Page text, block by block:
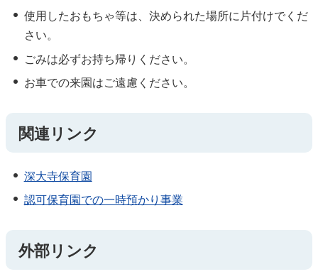
使用したおもちゃ等は、決められた場所に片付けでくだ
さい。
ごみは必ずお持ち帰りください。
お車での来園はご遠慮ください。
関連リンク
深大寺保育園
認可保育園での一時預かり事業
外部リンク